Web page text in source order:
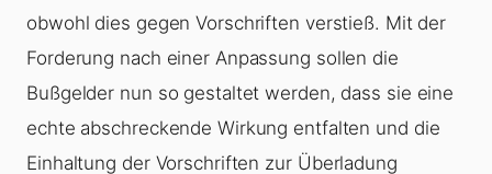
obwohl dies gegen Vorschriften verstieß. Mit der
Forderung nach einer Anpassung sollen die
Bußgelder nun so gestaltet werden, dass sie eine
echte abschreckende Wirkung entfalten und die
Einhaltung der Vorschriften zur Überladung